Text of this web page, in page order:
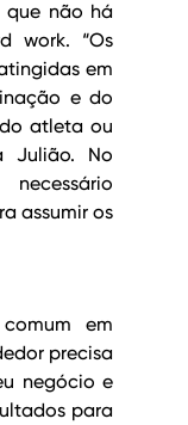
que não há
work. “Os
em
e do
atleta ou
Julião. No
assumir os
em
precisa
negócio e
para